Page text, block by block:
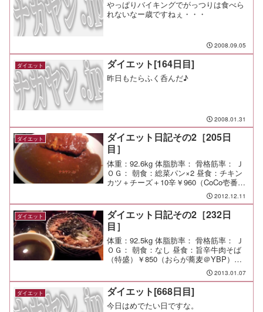
やっぱりバイキングでがっつりは食べら
れないなー歳ですねぇ・・・
2008.09.05
ダイエット ダイエット[164日目]
昨日もたらふく呑んだ♪
2008.01.31
ダイエット
ダイエット日記その2［205日
目］
体重：92.6kg 体脂肪率： 骨格筋率： Ｊ
ＯＧ： 朝食：総菜パン×2 昼食：チキン
カツ＋チーズ＋10辛￥960（CoCo壱番屋
＠天王町）久しぶりのザラザラ感のある
激辛カレー。 うむ、旨い♪ 夕食： 間
食： メモ：
2012.12.11
ダイエット
ダイエット日記その2［232日
目］
体重：92.5kg 体脂肪率： 骨格筋率： Ｊ
ＯＧ： 朝食：なし 昼食：旨辛牛肉そば
（特盛）￥850（おらが蕎麦＠YBP）蕎
麦は大盛より少ない中盛、肉が2倍という
特盛。どうにも噛み切りづらいガムのよ
うな肉が、高校時代の学食を彷彿とさせ
る懐か...
2013.01.07
ダイエット ダイエット[668日目]
今日はめでたい日ですな。